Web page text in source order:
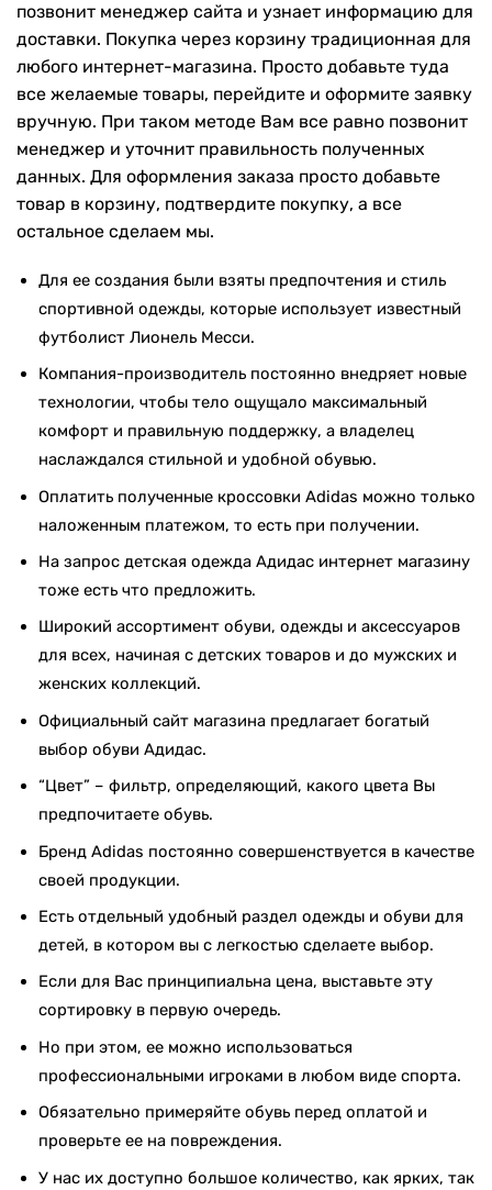
позвонит менеджер сайта и узнает информацию для
доставки. Покупка через корзину традиционная для
любого интернет-магазина. Просто добавьте туда
все желаемые товары, перейдите и оформите заявку
вручную. При таком методе Вам все равно позвонит
менеджер и уточнит правильность полученных
данных. Для оформления заказа просто добавьте
товар в корзину, подтвердите покупку, а все
остальное сделаем мы.
Для ее создания были взяты предпочтения и стиль
спортивной одежды, которые использует известный
футболист Лионель Месси.
Компания-производитель постоянно внедряет новые
технологии, чтобы тело ощущало максимальный
комфорт и правильную поддержку, а владелец
наслаждался стильной и удобной обувью.
Оплатить полученные кроссовки Adidas можно только
наложенным платежом, то есть при получении.
На запрос детская одежда Адидас интернет магазину
тоже есть что предложить.
Широкий ассортимент обуви, одежды и аксессуаров
для всех, начиная с детских товаров и до мужских и
женских коллекций.
Официальный сайт магазина предлагает богатый
выбор обуви Адидас.
“Цвет” – фильтр, определяющий, какого цвета Вы
предпочитаете обувь.
Бренд Adidas постоянно совершенствуется в качестве
своей продукции.
Есть отдельный удобный раздел одежды и обуви для
детей, в котором вы с легкостью сделаете выбор.
Если для Вас принципиальна цена, выставьте эту
сортировку в первую очередь.
Но при этом, ее можно использоваться
профессиональными игроками в любом виде спорта.
Обязательно примеряйте обувь перед оплатой и
проверьте ее на повреждения.
У нас их доступно большое количество, как ярких, так